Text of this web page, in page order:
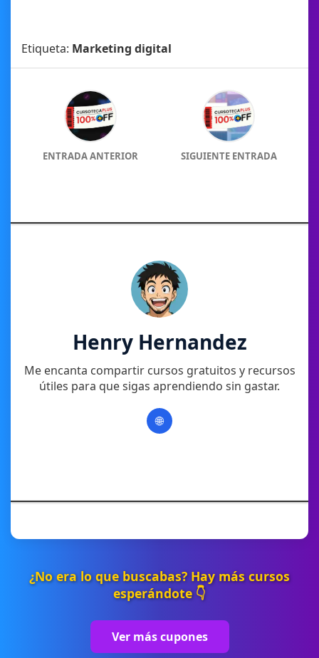
Etiqueta: Marketing digital
ENTRADA ANTERIOR SIGUIENTE ENTRADA
Henry Hernandez
Me encanta compartir cursos gratuitos y recursos
útiles para que sigas aprendiendo sin gastar.
🌐
¿No era lo que buscabas? Hay más cursos
esperándote 👇
Ver más cupones